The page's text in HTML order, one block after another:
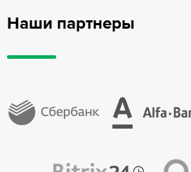
Наши партнеры